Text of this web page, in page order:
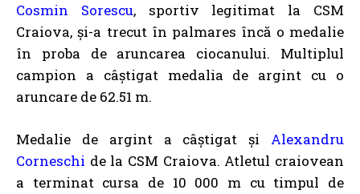
Cosmin Sorescu, sportiv legitimat la CSM
Craiova, și-a trecut în palmares încă o medalie
în proba de aruncarea ciocanului. Multiplul
campion a câștigat medalia de argint cu o
aruncare de 62.51 m.
Medalie de argint a câștigat și Alexandru
Corneschi de la CSM Craiova. Atletul craiovean
a terminat cursa de 10 000 m cu timpul de